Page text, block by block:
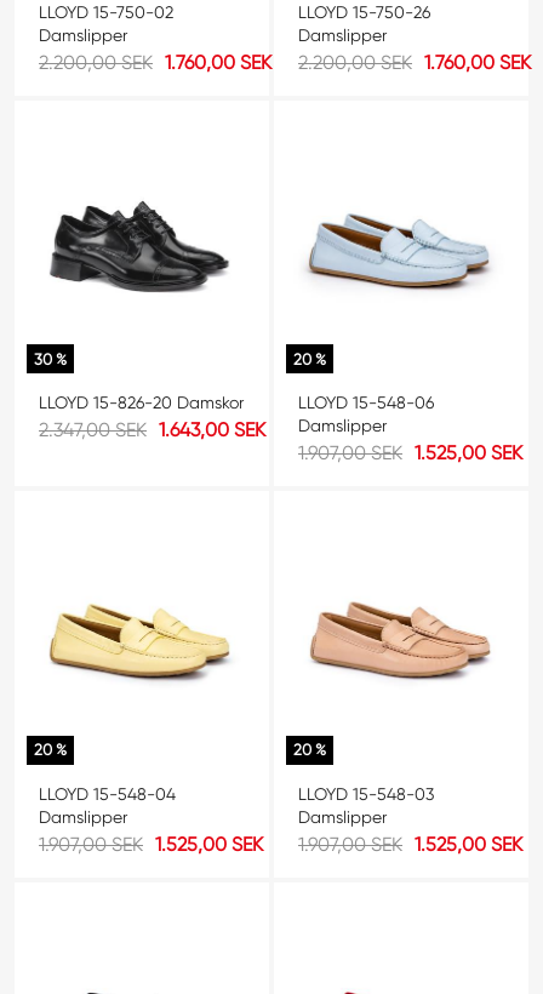
LLOYD 15-750-02
Damslipper
2.200,00 SEK 1.760,00 SEK
LLOYD 15-750-26
Damslipper
2.200,00 SEK 1.760,00 SEK
30 %
LLOYD 15-826-20 Damskor
2.347,00 SEK 1.643,00 SEK
20 %
LLOYD 15-548-06
Damslipper
1.907,00 SEK 1.525,00 SEK
20 %
LLOYD 15-548-04
Damslipper
1.907,00 SEK 1.525,00 SEK
20 %
LLOYD 15-548-03
Damslipper
1.907,00 SEK 1.525,00 SEK